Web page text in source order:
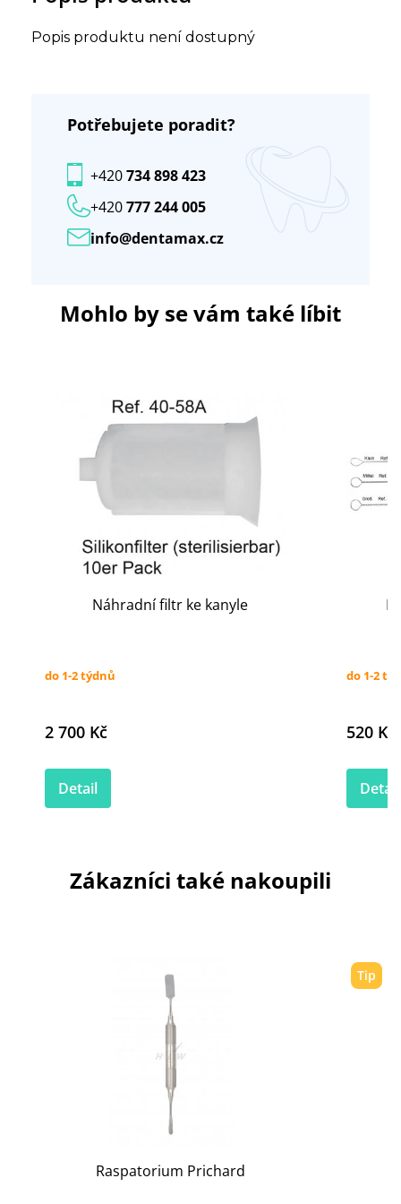
Popis produktu není dostupný
Potřebujete poradit?
info@dentamax.cz
+420777 244 005
+420734 898 423
Mohlo by se vám také líbit
Náhradní filtr ke kanyle
do 1-2 týdnů
2 700 Kč
Detail
do 1-2
520 Kč
Detail
Zákazníci také nakoupili
Raspatorium Prichard
Tip